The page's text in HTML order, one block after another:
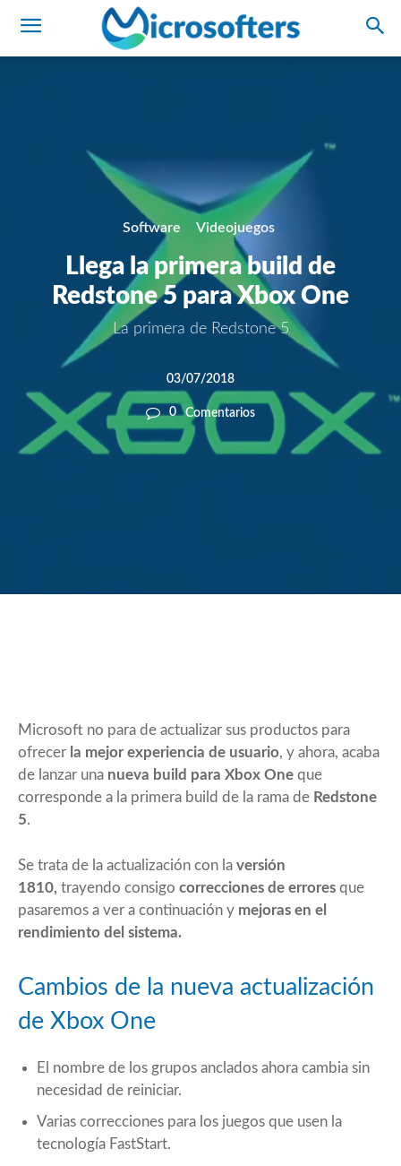
Software Videojuegos
Llega la primera build de
Redstone 5 para Xbox One
La primera de Redstone 5
03/07/2018
0 Comentarios
Microsoft no para de actualizar sus productos para
ofrecer la mejor experiencia de usuario, y ahora, acaba
de lanzar una nueva build para Xbox One que
corresponde a la primera build de la rama de Redstone
5.
Se trata de la actualización con la versión
1810, trayendo consigo correcciones de errores que
pasaremos a ver a continuación y mejoras en el
rendimiento del sistema.
Cambios de la nueva actualización
de Xbox One
El nombre de los grupos anclados ahora cambia sin
necesidad de reiniciar.
Varias correcciones para los juegos que usen la
tecnología FastStart.